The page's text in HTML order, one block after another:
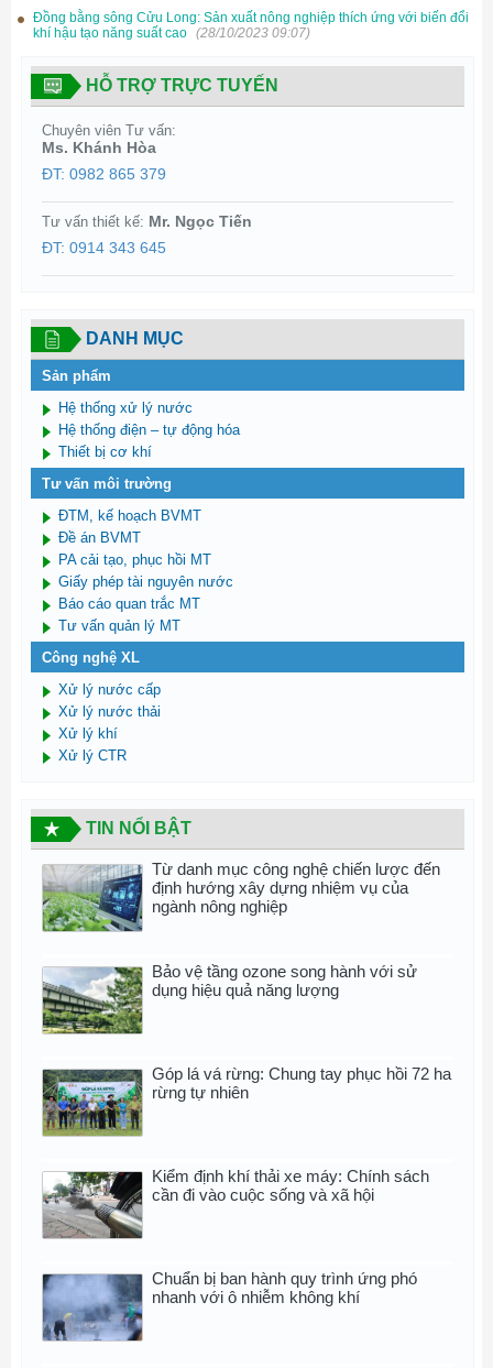
Đồng bằng sông Cửu Long: Sản xuất nông nghiệp thích ứng với biến đổi
khí hậu tạo năng suất cao (28/10/2023 09:07)
HỖ TRỢ TRỰC TUYẾN
Chuyên viên Tư vấn:
Ms. Khánh Hòa
ĐT: 0982 865 379
Tư vấn thiết kế: Mr. Ngọc Tiến
ĐT: 0914 343 645
DANH MỤC
Sản phẩm
Hệ thống xử lý nước
Hệ thống điện – tự động hóa
Thiết bị cơ khí
Tư vấn môi trường
ĐTM, kế hoạch BVMT
Đề án BVMT
PA cải tạo, phục hồi MT
Giấy phép tài nguyên nước
Báo cáo quan trắc MT
Tư vấn quản lý MT
Công nghệ XL
Xử lý nước cấp
Xử lý nước thải
Xử lý khí
Xử lý CTR
TIN NỔI BẬT
Từ danh mục công nghệ chiến lược đến
định hướng xây dựng nhiệm vụ của
ngành nông nghiệp
Bảo vệ tầng ozone song hành với sử
dụng hiệu quả năng lượng
Góp lá vá rừng: Chung tay phục hồi 72 ha
rừng tự nhiên
Kiểm định khí thải xe máy: Chính sách
cần đi vào cuộc sống và xã hội
Chuẩn bị ban hành quy trình ứng phó
nhanh với ô nhiễm không khí